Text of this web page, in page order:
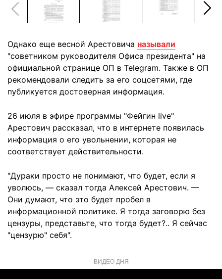
Однако еще весной Арестовича называли
"советником руководителя Офиса президента" на
официальной странице ОП в Telegram. Также в ОП
рекомендовали следить за его соцсетями, где
публикуется достоверная информация.
26 июля в эфире программы "Фейгин live"
Арестович рассказал, что в интернете появилась
информация о его увольнении, которая не
соответствует действительности.
"Дураки просто не понимают, что будет, если я
уволюсь, — сказал тогда Алексей Арестович. —
Они думают, что это будет пробел в
информационной политике. Я тогда заговорю без
цензуры, представьте, что тогда будет?.. Я сейчас
"цензурю" себя".
ВИДЕО ДНЯ